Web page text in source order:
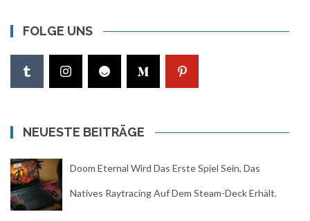
FOLGE UNS
NEUESTE BEITRÄGE
Doom Eternal Wird Das Erste Spiel Sein, Das
Natives Raytracing Auf Dem Steam-Deck Erhält.